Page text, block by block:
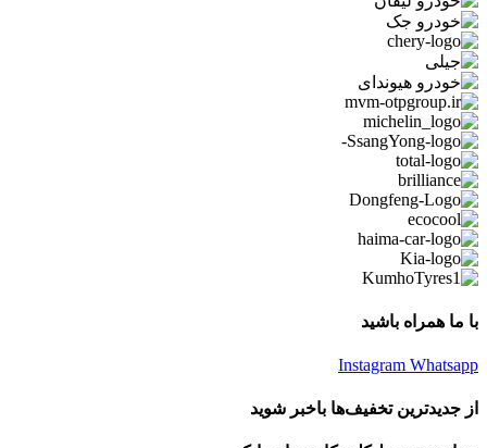
با ما همراه باشید
Instagram Whatsapp
از جدیدترین تخفیف‌ها باخبر شوید